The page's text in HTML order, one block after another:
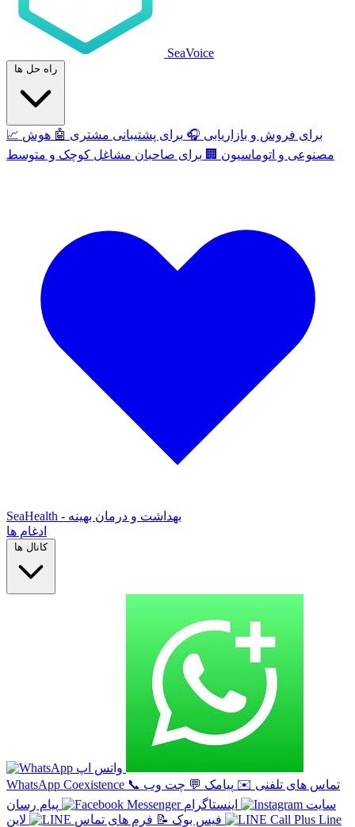
SeaVoice
راه حل ها
📈 برای فروش و بازاریابی 🎧 برای پشتیبانی مشتری 🤖 هوش
مصنوعی و اتوماسیون 🏢 برای صاحبان مشاغل کوچک و متوسط
SeaHealth - بهداشت و درمان بهینه
ادغام ها
کانال ها
واتس اپ
WhatsApp Coexistence 📞 تماس های تلفنی ✉️ پیامک 💬 چت وب
سایت
اینستاگرام
پیام رسان
فیس بوک 📝 فرم های تماس لاین
Line